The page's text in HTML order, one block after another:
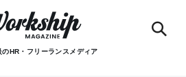
のHR・フリーランスメディア